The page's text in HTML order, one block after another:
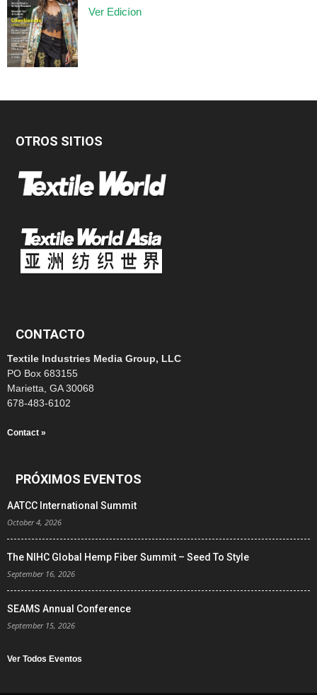
Ver Edicíon
OTROS SITIOS
CONTACTO
Textile Industries Media Group, LLC
PO Box 683155
Marietta, GA 30068
678-483-6102
Contact »
PRÓXIMOS EVENTOS
AATCC International Summit
October 4, 2026
The NIHC Global Hemp Fiber Summit – Seed To Style
September 16, 2026
SEAMS Annual Conference
September 15, 2026
Ver Todos Eventos